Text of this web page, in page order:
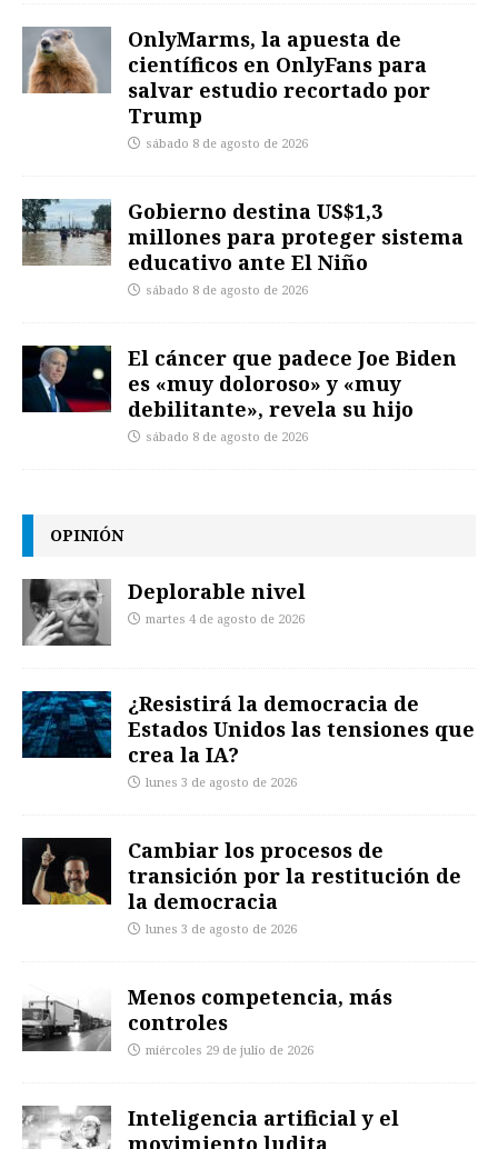
OnlyMarms, la apuesta de
científicos en OnlyFans para
salvar estudio recortado por
Trump
sábado 8 de agosto de 2026
Gobierno destina US$1,3
millones para proteger sistema
educativo ante El Niño
sábado 8 de agosto de 2026
El cáncer que padece Joe Biden
es «muy doloroso» y «muy
debilitante», revela su hijo
sábado 8 de agosto de 2026
OPINIÓN
Deplorable nivel
martes 4 de agosto de 2026
¿Resistirá la democracia de
Estados Unidos las tensiones que
crea la IA?
lunes 3 de agosto de 2026
Cambiar los procesos de
transición por la restitución de
la democracia
lunes 3 de agosto de 2026
Menos competencia, más
controles
miércoles 29 de julio de 2026
Inteligencia artificial y el